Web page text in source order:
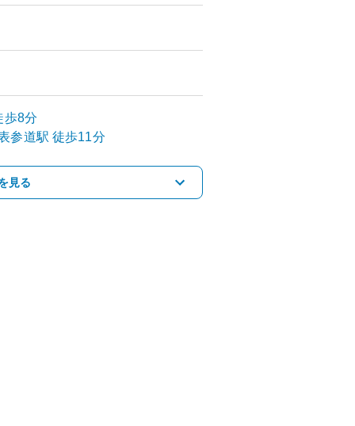
8分
参道駅 徒歩11分
見る